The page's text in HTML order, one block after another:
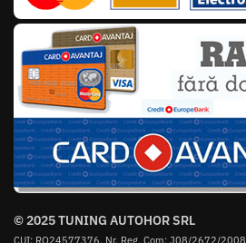
© 2025 TUNING AUTOHOR SRL